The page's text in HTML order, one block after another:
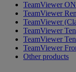
TeamViewer
TeamViewer
TeamViewer
TeamViewer
TeamViewer
TeamViewer
Other products